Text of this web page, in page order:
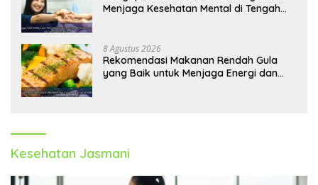
Menjaga Kesehatan Mental di Tengah
8 Agustus 2026
Rekomendasi Makanan Rendah Gula
yang Baik untuk Menjaga Energi dan
Kesehatan Jasmani